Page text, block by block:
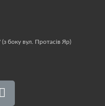
боку вул. Протасів Яр)